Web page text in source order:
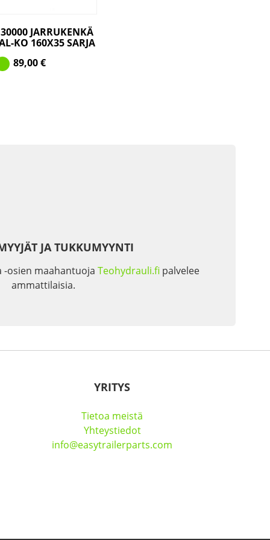
30000 JARRUKENKÄ
KO 160X35 SARJA
89,00€
JA TUKKUMYYNTI
-osien maahantuoja Teohydrauli.fi palvelee
ammattilaisia.
YRITYS
Tietoa meistä
Yhteystiedot
info@easytrailerparts.com